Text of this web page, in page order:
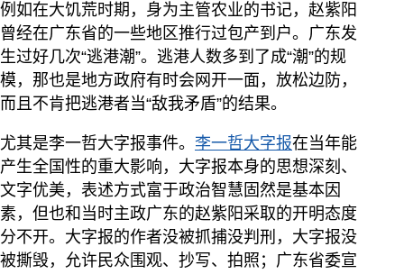
例如在大饥荒时期，身为主管农业的书记，赵紫阳
曾经在广东省的一些地区推行过包产到户。广东发
生过好几次“逃港潮”。逃港人数多到了成“潮”的规
模，那也是地方政府有时会网开一面，放松边防，
而且不肯把逃港者当“敌我矛盾”的结果。
尤其是李一哲大字报事件。 李一哲大字报在当年能
产生全国性的重大影响，大字报本身的思想深刻、
文字优美，表述方式富于政治智慧固然是基本因
素，但也和当时主政广东的赵紫阳采取的开明态度
分不开。大字报的作者没被抓捕没判刑，大字报没
被撕毁，允许民众围观、抄写、拍照；广东省委宣